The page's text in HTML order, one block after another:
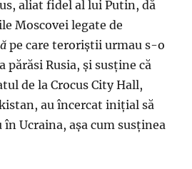
aliat fidel al lui Putin, dă
Moscovei legate de
pe care teroriştii urmau s-o
părăsi Rusia, şi susţine că
de la Crocus City Hall,
au încercat iniţial să
Ucraina, aşa cum susţinea